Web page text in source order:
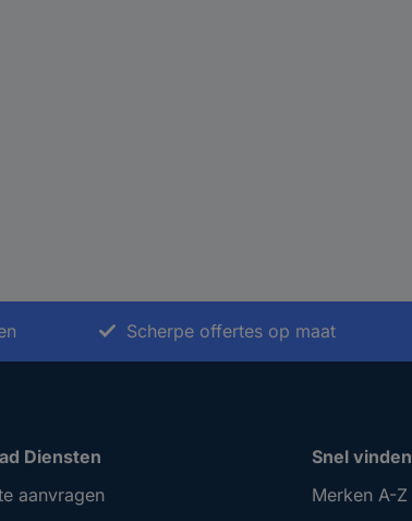
Scherpe offertes op maat
Diensten
aanvragen
Snel vinden
Merken A-Z